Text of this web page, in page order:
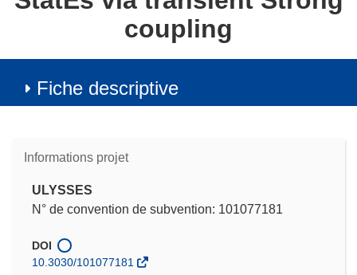
coupling
Fiche descriptive
Informations projet
ULYSSES
N° de convention de subvention: 101077181
DOI
10.3030/101077181